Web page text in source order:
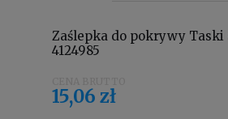
Zaślepka do pokrywy Taski
4124985
15,06 zł